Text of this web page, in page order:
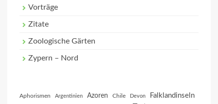
Vorträge
Zitate
Zoologische Gärten
Zypern – Nord
Aphorismen Argentinien Azoren Chile Devon Falklandinseln